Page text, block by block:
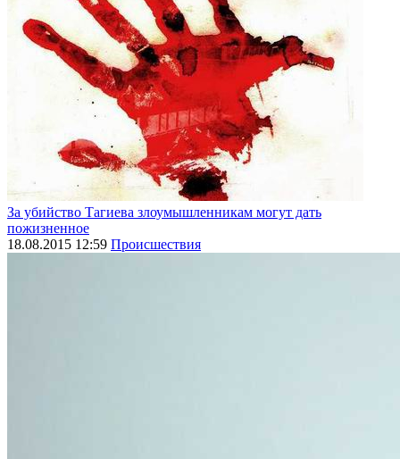
За убийство Тагиева злоумышленникам могут дать
пожизненное
18.08.2015 12:59 Происшествия